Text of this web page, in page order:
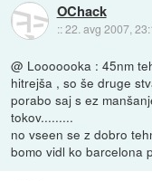
OChack
::22. avg 2007,
@ Looooooka : 45nm
hitrejša , so še druge
porabo saj s ez
tokov.........
no vseen se z dobro
bomo vidl ko barcelona